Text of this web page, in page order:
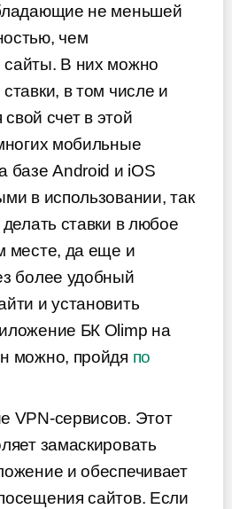
не меньшей
чем
В них можно
в том числе и
свой счет в этой
мобильные
базе Android и iOS
в использовании, так
делать ставки в любое
месте, да еще и
более удобный
и установить
БК Olimp на
можно, пройдя по
VPN-сервисов. Этот
замаскировать
и обеспечивает
сайтов. Если